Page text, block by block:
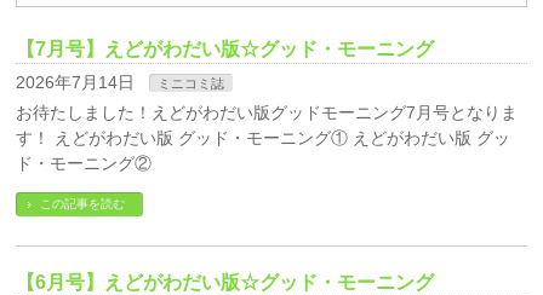
【7月号】えどがわだい版☆グッド・モーニング
2026年7月14日 ミニコミ誌
お待たしました！えどがわだい版グッドモーニング7月号となりま
す！ えどがわだい版 グッド・モーニング① えどがわだい版 グッ
ド・モーニング②
この記事を読む
【6月号】えどがわだい版☆グッド・モーニング